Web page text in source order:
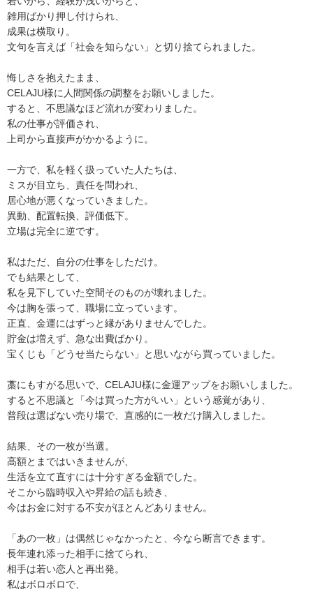
雑用ばかり押し付けられ、
成果は横取り。
文句を言えば「社会を知らない」と切り捨てられました。
悔しさを抱えたまま、
CELAJU様に人間関係の調整をお願いしました。
すると、不思議なほど流れが変わりました。
私の仕事が評価され、
上司から直接声がかかるように。
一方で、私を軽く扱っていた人たちは、
ミスが目立ち、責任を問われ、
居心地が悪くなっていきました。
異動、配置転換、評価低下。
立場は完全に逆です。
私はただ、自分の仕事をしただけ。
でも結果として、
私を見下していた空間そのものが壊れました。
今は胸を張って、職場に立っています。
正直、金運にはずっと縁がありませんでした。
貯金は増えず、急な出費ばかり。
宝くじも「どうせ当たらない」と思いながら買っていました。
藁にもすがる思いで、CELAJU様に金運アップをお願いしました。
すると不思議と「今は買った方がいい」という感覚があり、
普段は選ばない売り場で、直感的に一枚だけ購入しました。
結果、その一枚が当選。
高額とまではいきませんが、
生活を立て直すには十分すぎる金額でした。
そこから臨時収入や昇給の話も続き、
今はお金に対する不安がほとんどありません。
「あの一枚」は偶然じゃなかったと、今なら断言できます。
長年連れ添った相手に捨てられ、
相手は若い恋人と再出発。
私はボロボロで、